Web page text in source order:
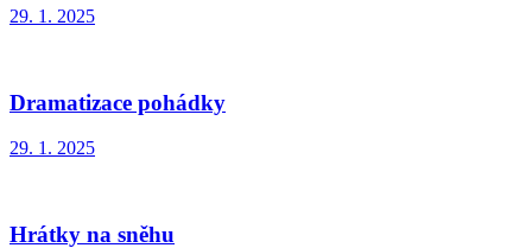
29. 1. 2025
Dramatizace pohádky
29. 1. 2025
Hrátky na sněhu